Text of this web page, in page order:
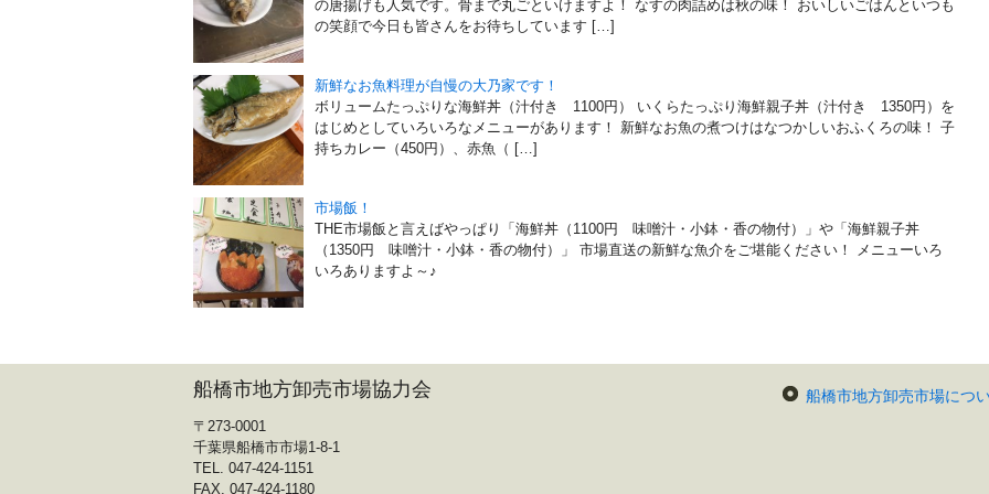
の唐揚げも人気です。骨まで丸ごといけますよ！ なすの肉詰めは秋の味！ おいしいごはんといつも
の笑顔で今日も皆さんをお待ちしています […]
新鮮なお魚料理が自慢の大乃家です！
ボリュームたっぷりな海鮮丼（汁付き 1100円） いくらたっぷり海鮮親子丼（汁付き 1350円）を
はじめとしていろいろなメニューがあります！ 新鮮なお魚の煮つけはなつかしいおふくろの味！ 子
持ちカレー（450円）、赤魚（ […]
市場飯！
THE市場飯と言えばやっぱり「海鮮丼（1100円 味噌汁・小鉢・香の物付）」や「海鮮親子丼
（1350円 味噌汁・小鉢・香の物付）」 市場直送の新鮮な魚介をご堪能ください！ メニューいろ
いろありますよ～♪
船橋市地方卸売市場協力会
〒273-0001
千葉県船橋市市場1-8-1
TEL. 047-424-1151
FAX. 047-424-1180
船橋市地方卸売市場につ